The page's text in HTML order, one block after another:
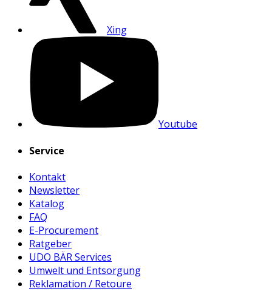
Xing
Youtube
Service
Kontakt
Newsletter
Katalog
FAQ
E-Procurement
Ratgeber
UDO BÄR Services
Umwelt und Entsorgung
Reklamation / Retoure